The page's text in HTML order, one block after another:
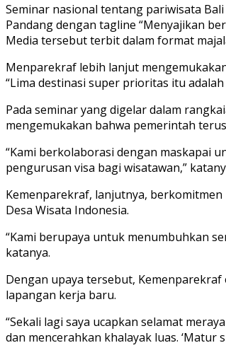
Seminar nasional tentang pariwisata
Pandang dengan tagline “Menyajikan
Media tersebut terbit dalam format
Menparekraf lebih lanjut
“Lima destinasi super prioritas itu
Pada seminar yang digelar dalam
mengemukakan bahwa pemerintah
“Kami berkolaborasi dengan maskapai
pengurusan visa bagi wisatawan,”
Kemenparekraf, lanjutnya,
Desa Wisata Indonesia.
“Kami berupaya untuk menumbuhkan
katanya.
Dengan upaya tersebut,
lapangan kerja baru.
“Sekali lagi saya ucapkan selamat
dan mencerahkan khalayak luas. ‘Matur